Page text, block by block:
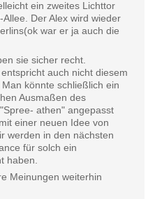
ein zweites Lichttor
Der Alex wird wieder
war er ja auch die
sie sicher recht.
auch nicht diesem
könnte schließlich ein
Ausmaßen des
athen" angepasst
einer neuen Idee von
werden in den nächsten
für solch ein
haben.
Meinungen weiterhin